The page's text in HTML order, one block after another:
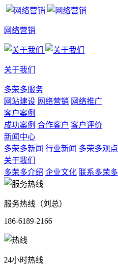
网络营销
关于我们
多荣多服务
网站建设 网络营销 网络推广
客户案例
成功案例 合作客户 客户评价
新闻中心
多荣多新闻 行业新闻 多荣多观点
关于我们
多荣多介绍 企业文化 联系多荣多
服务热线（刘总）
186-6189-2166
24小时热线